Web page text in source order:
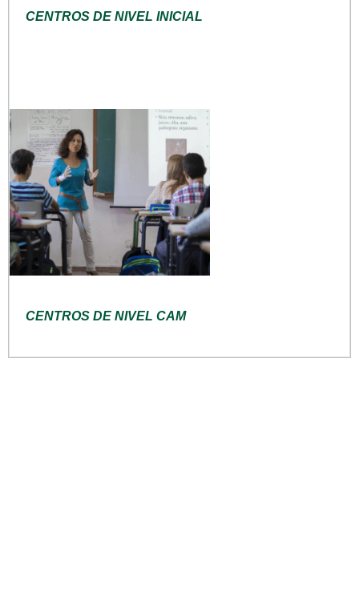
CENTROS DE NIVEL INICIAL
CENTROS DE NIVEL CAM